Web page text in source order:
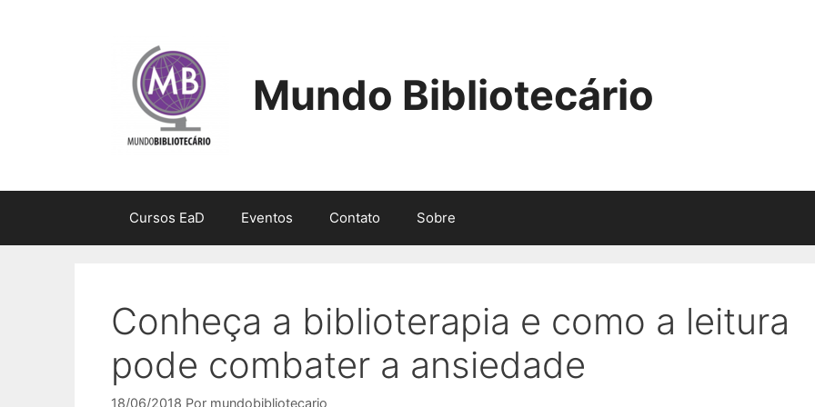
Mundo Bibliotecário
Cursos EaD Eventos Contato Sobre
Conheça a biblioterapia e como a leitura
pode combater a ansiedade
18/06/2018 Por mundobibliotecario